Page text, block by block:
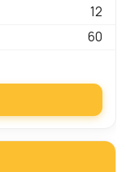
12
60